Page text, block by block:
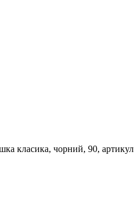
класика, чорний, 90, артикул